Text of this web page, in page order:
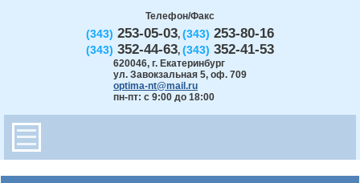
Телефон/Факс
(343) 253-05-03, (343) 253-80-16
(343) 352-44-63, (343) 352-41-53
620046, г. Екатеринбург
ул. Завокзальная 5, оф. 709
optima-nt@mail.ru
пн-пт: с 9:00 до 18:00